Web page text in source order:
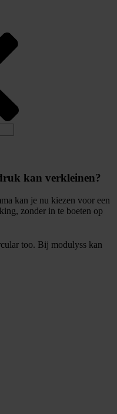
kan verkleinen?
kan je nu kiezen voor een
zonder in te boeten op
too. Bij modulyss kan